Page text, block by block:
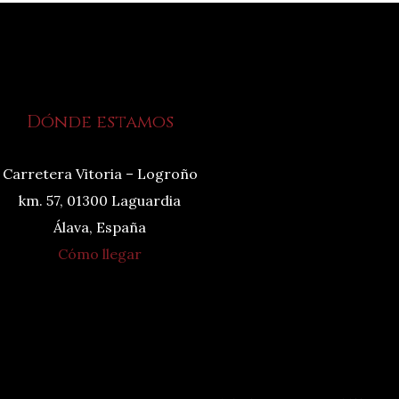
Dónde estamos
Carretera Vitoria – Logroño
km. 57, 01300 Laguardia
Álava, España
Cómo llegar